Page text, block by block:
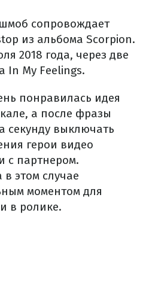
сопровождает
из альбома Scorpion.
2018 года, через две
In My Feelings.
понравилась идея
а после фразы
секунду выключать
герои видео
с партнером.
этом случае
моментом для
в ролике.